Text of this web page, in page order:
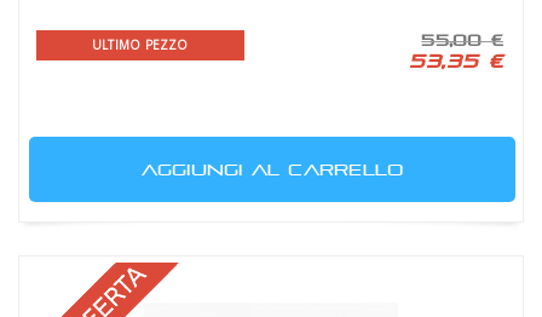
ULTIMO PEZZO 55,00 €
53,35 €
AGGIUNGI AL CARRELLO